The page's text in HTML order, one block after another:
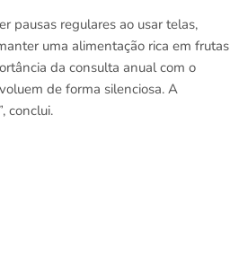
pausas regulares ao usar telas,
uma alimentação rica em frutas
da consulta anual com o
de forma silenciosa. A
conclui.